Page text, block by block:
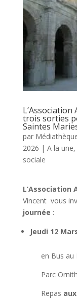
trois sorties
Saintes
par
2026 | A la une,
sociale
L’Association
Vincent vous
journée :
Jeudi 12
en Bus au
Parc
Repas